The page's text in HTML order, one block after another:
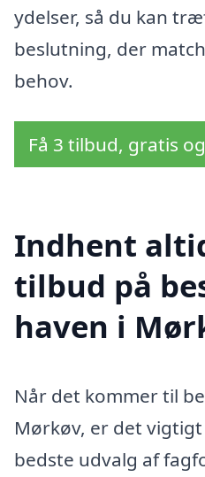
ydelser, så du kan
beslutning, der
behov.
Få 3 tilbud, gratis
Indhent
tilbud på
haven i
Når det kommer til
Mørkøv, er det
bedste udvalg af